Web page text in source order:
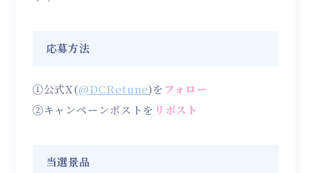
応募方法
①公式X(@DCRetune)を フォロー
②キャンペーンポストを リポスト
当選景品